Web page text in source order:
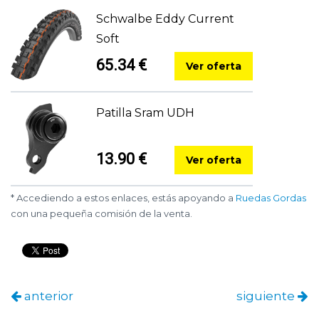
Schwalbe Eddy Current
Soft
65.34 € Ver oferta
Patilla Sram UDH
13.90 € Ver oferta
* Accediendo a estos enlaces, estás apoyando a Ruedas Gordas
con una pequeña comisión de la venta.
anterior siguiente